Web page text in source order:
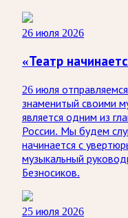
26 июля 2026
«Театр
26 июля
знаменитый своими
является одним из
России. Мы будем
начинается с
музыкальный
Безносиков.
25 июля 2026